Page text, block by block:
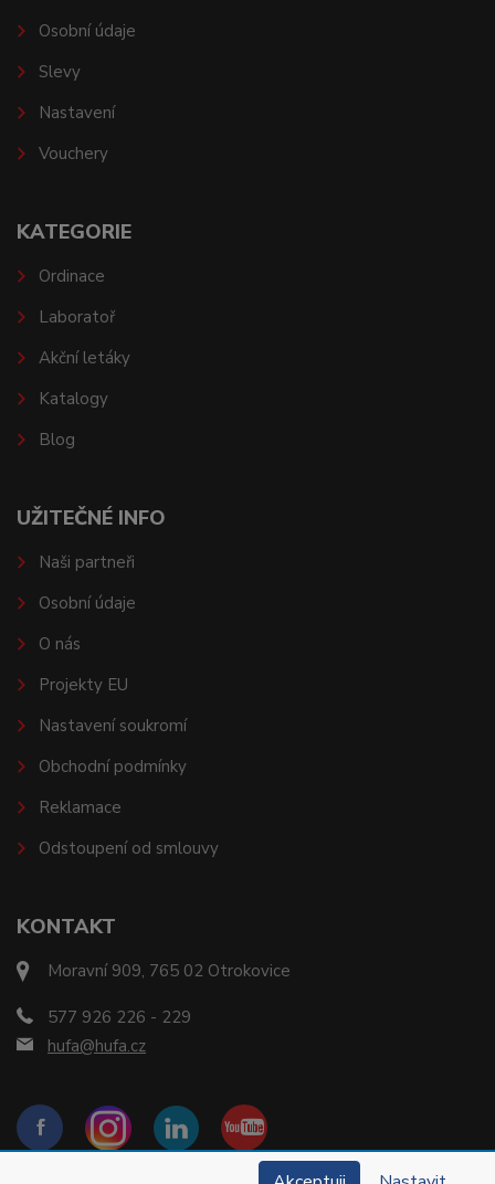
KONTAKT
Moravní 909, 765 02 Otrokovice
577 926 226 - 229
hufa@hufa.cz
Osobní údaje
Slevy
Nastavení
Vouchery
KATEGORIE
Ordinace
Laboratoř
Akční letáky
Katalogy
Blog
UŽITEČNÉ INFO
Naši partneři
Osobní údaje
O nás
Projekty EU
Nastavení soukromí
Obchodní podmínky
Reklamace
Odstoupení od smlouvy